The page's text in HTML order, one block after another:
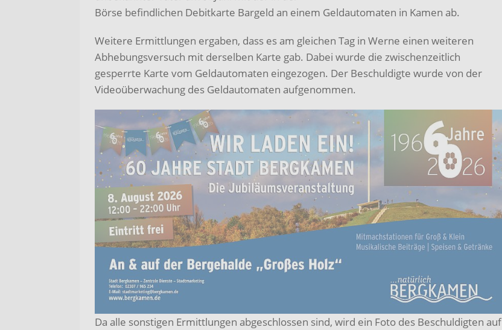
Börse befindlichen Debitkarte Bargeld an einem Geldautomaten in Kamen ab.
Weitere Ermittlungen ergaben, dass es am gleichen Tag in Werne einen weiteren
Abhebungsversuch mit derselben Karte gab. Dabei wurde die zwischenzeitlich
gesperrte Karte vom Geldautomaten eingezogen. Der Beschuldigte wurde von der
Videoüberwachung des Geldautomaten aufgenommen.
Da alle sonstigen Ermittlungen abgeschlossen sind, wird ein Foto des Beschuldigten auf